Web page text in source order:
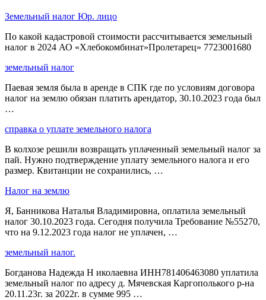
Земельный налог Юр. лицо
По какой кадастровой стоимости рассчитывается земельный
налог в 2024 АО «Хлебокомбинат»Пролетарец» 7723001680
земельный налог
Паевая земля была в аренде в СПК где по условиям договора
налог на землю обязан платить арендатор, 30.10.2023 года был
…
справка о уплате земельного налога
В колхозе решили возвращать уплаченный земельный налог за
пай. Нужно подтверждение уплату земельного налога и его
размер. Квитанции не сохранились, …
Налог на землю
Я, Банникова Наталья Владимировна, оплатила земельный
налог 30.10.2023 года. Сегодня получила Требование №55270,
что на 9.12.2023 года налог не уплачен, …
земельный налог.
Богданова Надежда Н иколаевна ИНН781406463080 уплатила
земельный налог по адресу д. Мячевская Каргополького р-на
20.11.23г. за 2022г. в сумме 995 …